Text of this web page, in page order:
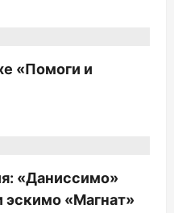
«Помоги и
«Даниссимо»
«Магнат»